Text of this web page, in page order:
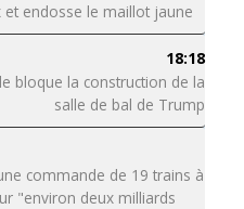
endosse le maillot jaune
18:18
bloque la construction de la
salle de bal de Trump
commande de 19 trains à
"environ deux milliards